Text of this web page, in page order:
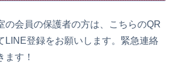
の会員の保護者の方は、こちらのQR
LINE登録をお願いします。緊急連絡
ます！